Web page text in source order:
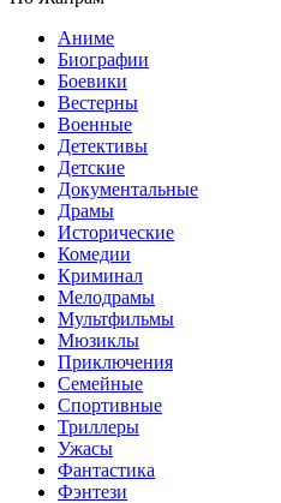
Аниме
Биографии
Боевики
Вестерны
Военные
Детективы
Детские
Документальные
Драмы
Исторические
Комедии
Криминал
Мелодрамы
Мультфильмы
Мюзиклы
Приключения
Семейные
Спортивные
Триллеры
Ужасы
Фантастика
Фэнтези